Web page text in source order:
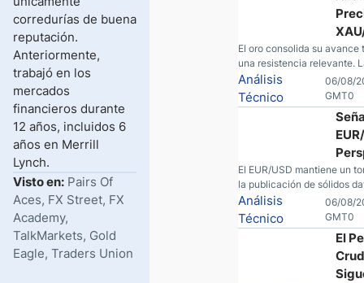
corredurías de buena
reputación.
Anteriormente,
trabajó en los
mercados
financieros durante
12 años, incluidos 6
años en Merrill
Lynch.
Visto en: Pairs Of
Aces, FX Street, FX
Academy,
TalkMarkets, Gold
Eagle, Traders Union
El
El oro consolida su avance
una resistencia relevante.
centra ahora en los datos
EE. UU. y en la evolución
Análisis
Técnico
06/08/
GMT0
El EUR/USD mantiene un
la publicación de sólidos
económicos en Europa y
El mercado sigue atento al
empleo estadounidense y
del escenario geopolítico.
Análisis
Técnico
06/08/
GMT0
El